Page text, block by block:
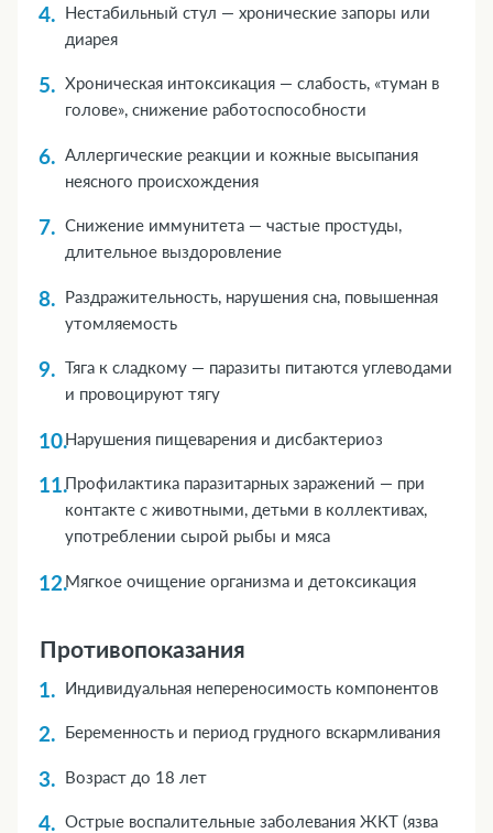
Нестабильный стул — хронические запоры или
диарея
Хроническая интоксикация — слабость, «туман в
голове», снижение работоспособности
Аллергические реакции и кожные высыпания
неясного происхождения
Снижение иммунитета — частые простуды,
длительное выздоровление
Раздражительность, нарушения сна, повышенная
утомляемость
Тяга к сладкому — паразиты питаются углеводами
и провоцируют тягу
Нарушения пищеварения и дисбактериоз
Профилактика паразитарных заражений — при
контакте с животными, детьми в коллективах,
употреблении сырой рыбы и мяса
Мягкое очищение организма и детоксикация
Противопоказания
Индивидуальная непереносимость компонентов
Беременность и период грудного вскармливания
Возраст до 18 лет
Острые воспалительные заболевания ЖКТ (язва